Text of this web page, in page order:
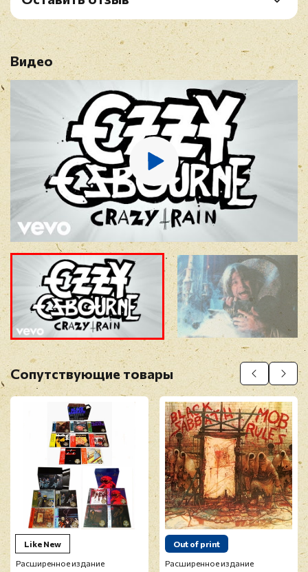
B3. Revelation (Mother Earth)
B4. Steal Away (The Night)
Имя*
Отзыв*
Прикрепить фото
Оставить отзыв
Перед публикацией отзывы проходят
модерацию
Видео
Сопутствующие товары
Like New
Расширенное издание
Out of print
Расширенное издание